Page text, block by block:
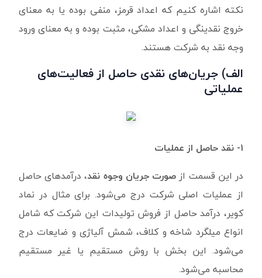
نکته اشاره کنیم که اعداد قرمز، منفی بوده یا به معنای
خروج نقدینگی و اعداد مشکی، مثبت بوده و به معنای ورود
وجه نقد به شرکت هستند.
الف) جریان‌های نقدی حاصل از فعالیت‌های
عملیاتی
۱- نقد حاصل از عملیات
در این قسمت از صورت جریان وجوه نقد، درآمدهای حاصل
از عملیات اصلی شرکت درج می‌شود. برای مثال در نماد
کویر، درآمد حاصل از فروش تولیدات این شرکت که شامل
انواع میلگرد شاخه و کلاف، شمش آلیاژی و ضایعات درج
می‌شود. این بخش با روش مستقیم یا غیر مستقیم
محاسبه می‌شود.